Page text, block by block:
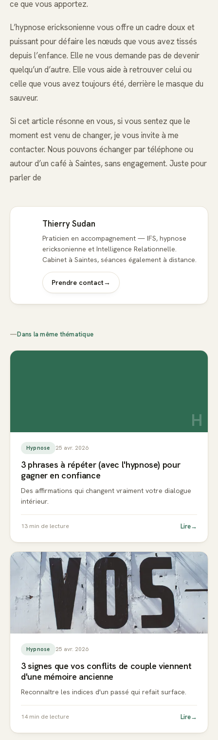
ce que vous apportez.
L’hypnose ericksonienne vous offre un cadre doux et
puissant pour défaire les nœuds que vous avez tissés
depuis l’enfance. Elle ne vous demande pas de devenir
quelqu’un d’autre. Elle vous aide à retrouver celui ou
celle que vous avez toujours été, derrière le masque du
sauveur.
Si cet article résonne en vous, si vous sentez que le
moment est venu de changer, je vous invite à me
contacter. Nous pouvons échanger par téléphone ou
autour d’un café à Saintes, sans engagement. Juste pour
parler de
Thierry Sudan
Praticien en accompagnement — IFS, hypnose
ericksonienne et Intelligence Relationnelle.
Cabinet à Saintes, séances également à distance.
Prendre contact→
—Dans la même thématique
H
Hypnose 25 avr. 2026
3 phrases à répéter (avec l'hypnose) pour
gagner en confiance
Des affirmations qui changent vraiment votre dialogue
intérieur.
13 min de lecture Lire→
Hypnose 25 avr. 2026
3 signes que vos conflits de couple viennent
d'une mémoire ancienne
Reconnaître les indices d'un passé qui refait surface.
14min de lecture Lire→